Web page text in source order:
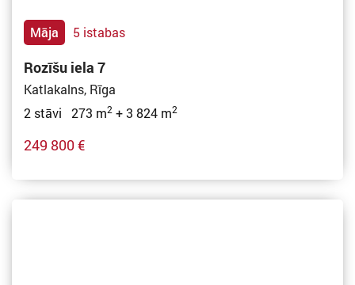
Māja 5 istabas
Rozīšu iela 7
Katlakalns, Rīga
2 stāvi 273 m2 + 3 824 m2
249 800 €